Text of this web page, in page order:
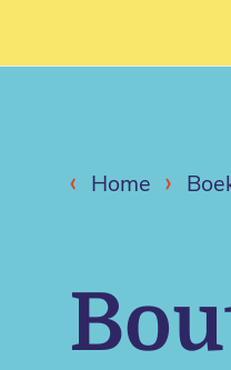
‹ Home ›